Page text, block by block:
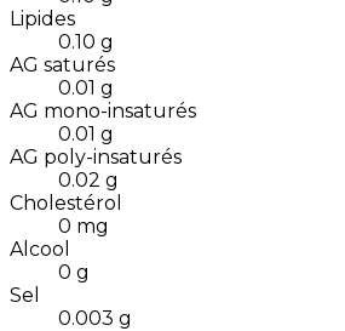
Lipides
0.10 g
AG saturés
0.01 g
AG mono-insaturés
0.01 g
AG poly-insaturés
0.02 g
Cholestérol
0 mg
Alcool
0 g
Sel
0.003 g